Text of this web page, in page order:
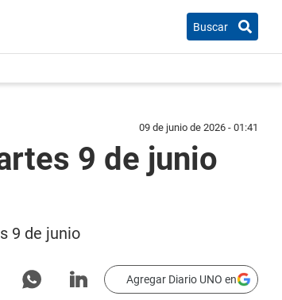
Buscar
09 de junio de 2026 - 01:41
9 de junio
9 de junio
Agregar Diario UNO en